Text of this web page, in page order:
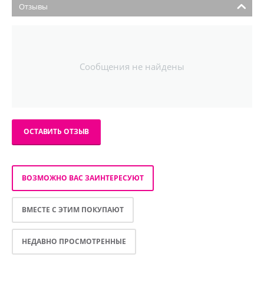
Отзывы
Сообщения не найдены
ОСТАВИТЬ ОТЗЫВ
ВОЗМОЖНО ВАС ЗАИНТЕРЕСУЮТ
ВМЕСТЕ С ЭТИМ ПОКУПАЮТ
НЕДАВНО ПРОСМОТРЕННЫЕ